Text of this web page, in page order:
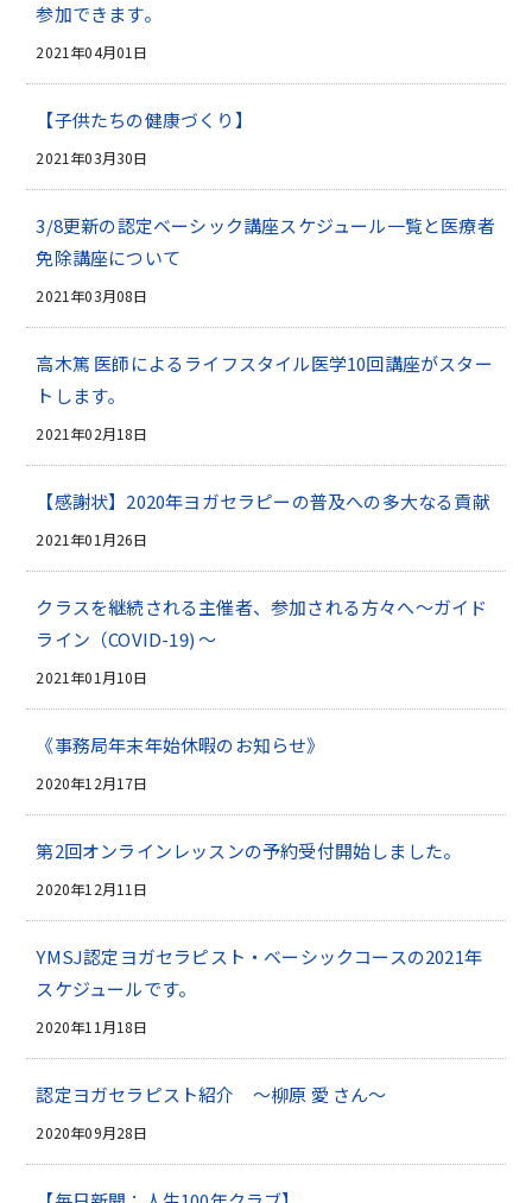
参加できます。
2021年04月01日
【子供たちの健康づくり】
2021年03月30日
3/8更新の認定ベーシック講座スケジュール一覧と医療者
免除講座について
2021年03月08日
高木篤 医師によるライフスタイル医学10回講座がスター
トします。
2021年02月18日
【感謝状】2020年ヨガセラピーの普及への多大なる貢献
2021年01月26日
クラスを継続される主催者、参加される方々へ～ガイド
ライン（COVID-19) ～
2021年01月10日
《事務局年末年始休暇のお知らせ》
2020年12月17日
第2回オンラインレッスンの予約受付開始しました。
2020年12月11日
YMSJ認定ヨガセラピスト・ベーシックコースの2021年
スケジュールです。
2020年11月18日
認定ヨガセラピスト紹介 ～柳原 愛 さん～
2020年09月28日